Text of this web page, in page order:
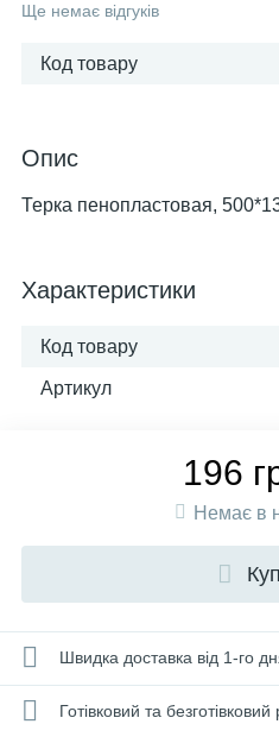
Ще немає відгуків
Код товару
Опис
Терка пенопластовая,
Характеристики
Код товару
Артикул
196
Немає в
Швидка доставка від 1-го
Готівковий та